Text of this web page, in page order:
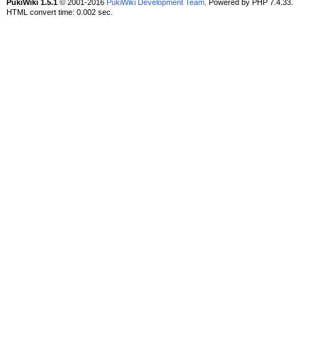
PukiWiki 1.5.1© 2001-2016 PukiWiki Development Team. Powered by PHP 7.4.33.
HTML convert time: 0.002 sec.